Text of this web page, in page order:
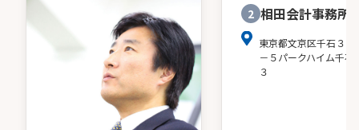
2 相田会計事務所
東京都文京区千石３－
－５パークハイム千石
３